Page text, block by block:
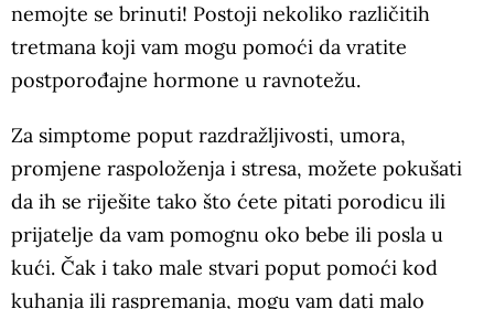
nemojte se brinuti! Postoji nekoliko različitih
tretmana koji vam mogu pomoći da vratite
postporođajne hormone u ravnotežu.
Za simptome poput razdražljivosti, umora,
promjene raspoloženja i stresa, možete pokušati
da ih se riješite tako što ćete pitati porodicu ili
prijatelje da vam pomognu oko bebe ili posla u
kući. Čak i tako male stvari poput pomoći kod
kuhanja ili raspremanja, mogu vam dati malo